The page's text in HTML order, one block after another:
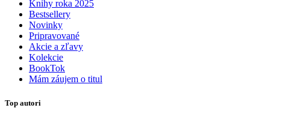
Knihy roka 2025
Bestsellery
Novinky
Pripravované
Akcie a zľavy
Kolekcie
BookTok
Mám záujem o titul
Top autori